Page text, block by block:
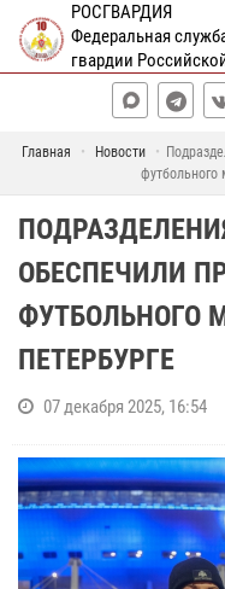
РОСГВАРДИЯ
Федеральная
гвардии
Главная Новости
футбольного
ОБЕСПЕЧИЛИ
ФУТБОЛЬНОГО
ПЕТЕРБУРГЕ
07 декабря 2025, 16:54